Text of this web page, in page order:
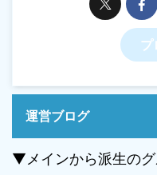
運営ブログ
▼メインから派生のグ